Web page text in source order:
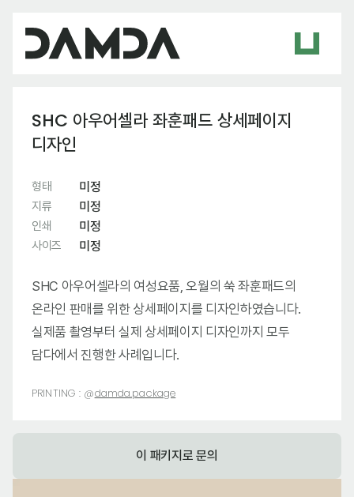
SHC 아우어셀라 좌훈패드 상세페이지
디자인
형태 미정
지류 미정
인쇄 미정
사이즈 미정
SHC 아우어셀라의 여성요품, 오월의 쑥 좌훈패드의
온라인 판매를 위한 상세페이지를 디자인하였습니다.
실제품 촬영부터 실제 상세페이지 디자인까지 모두
담다에서 진행한 사례입니다.
PRINTING : @damda.package
이 패키지로 문의